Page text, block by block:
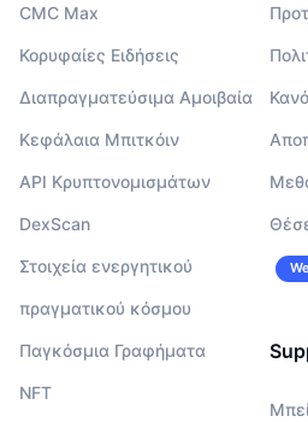
CMC Max
Κορυφαίες Ειδήσεις
Διαπραγματεύσιμα Αμοιβαία
Κεφάλαια Μπιτκόιν
API Κρυπτονομισμάτων
DexScan
Στοιχεία ενεργητικού
πραγματικού κόσμου
Παγκόσμια Γραφήματα
NFT